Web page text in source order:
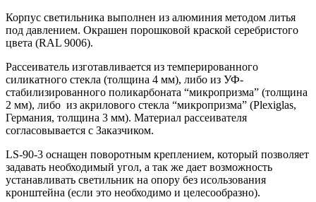
Корпус светильника выполнен из алюминия методом литья
под давлением. Окрашен порошковой краской серебристого
цвета (RAL 9006).
Рассеиватель изготавливается из темперированного
силикатного стекла (толщина 4 мм), либо из УФ-
стабилизированного поликарбоната “микропризма” (толщина
2 мм), либо из акрилового стекла “микропризма” (Plexiglas,
Германия, толщина 3 мм). Материал рассеивателя
согласовывается с Заказчиком.
LS-90-3 оснащен поворотным креплением, который позволяет
задавать необходимый угол, а так же дает возможность
устанавливать светильник на опору без исользования
кронштейна (если это необходимо и целесообразно).